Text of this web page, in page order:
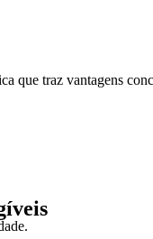
que traz vantagens